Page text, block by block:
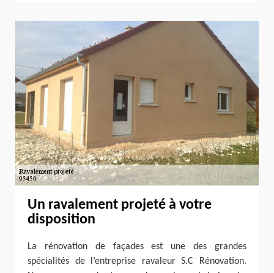
Un ravalement projeté à votre
disposition
La rénovation de façades est une des grandes
spécialités de l’entreprise ravaleur S.C Rénovation.